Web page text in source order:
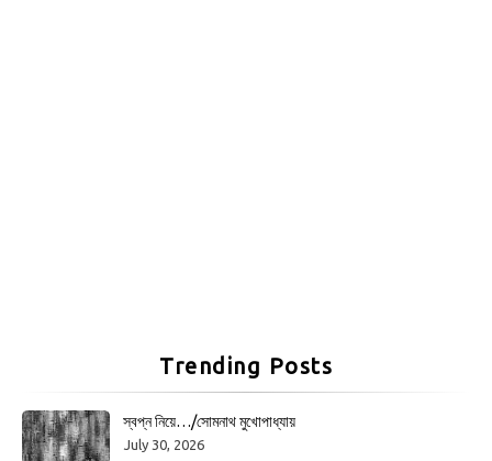
Trending Posts
স্বপ্ন নিয়ে…/সোমনাথ মুখোপাধ্যায়
July 30, 2026